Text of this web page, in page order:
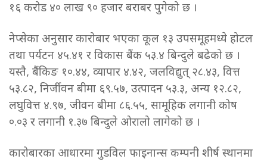
१६ करोड ४० लाख ९० हजार बराबर पुगेको छ ।
नेप्सेका अनुसार कारोबार भएका कूल १३ उपसमूहमध्ये होटल
तथा पर्यटन ४५.४१ र विकास बैंक ५३.४ बिन्दुले बढेको छ ।
यस्तै, बैंकिङ १०.४४, व्यापार ४.४२, जलविद्युत् २८.४३, वित्त
५३.८२, निर्जीवन बीमा ६९.५७, उत्पादन ५३.३, अन्य १२.८२,
लघुवित्त ४.९७, जीवन बीमा ८६.५५, सामूहिक लगानी कोष
०.०३ र लगानी १.३७ बिन्दुले ओरालो लागेको छ ।
कारोबारका आधारमा गुडविल फाइनान्स कम्पनी शीर्ष स्थानमा